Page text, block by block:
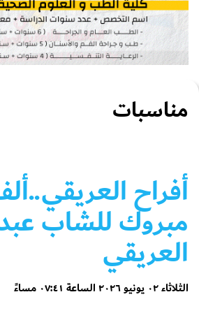
مناسبات
أفراح
مبروك للشاب
العريقي
الثلاثاء ٠٢ يونيو ٢٠٢٦ الساعة ٠٧:٤١ مساءً